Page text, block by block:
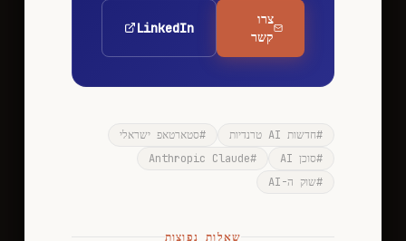
צרו
קשר
LinkedIn
#חדשות AI טרנדיות #סטארטאפ ישראלי
#סוכן AI #
Anthropic Claude
#שוק ה-AI
שאלות נפוצות